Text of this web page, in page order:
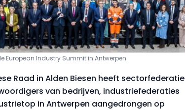
European Industry Summit in Antwerpen
Raad in Alden Biesen heeft sectorfederatie
van bedrijven, industriefederaties
in Antwerpen aangedrongen op